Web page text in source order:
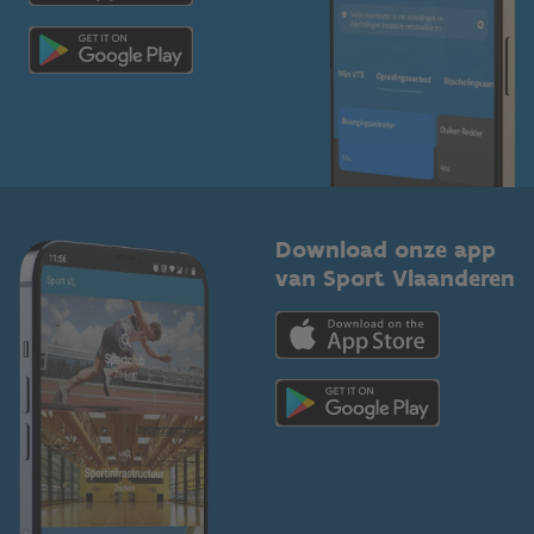
Topsporters
Download onze app
van Sport Vlaanderen